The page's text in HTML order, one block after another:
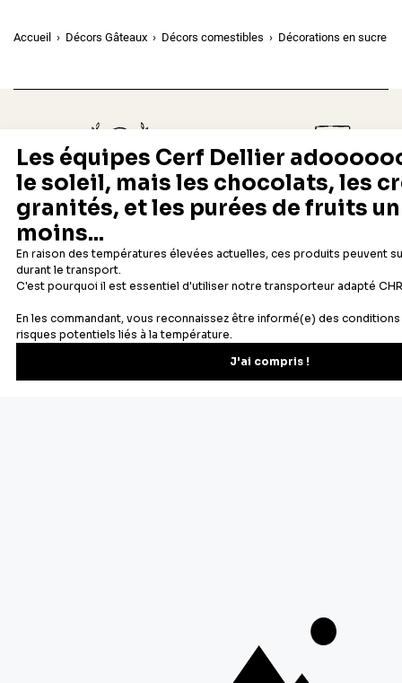
Accueil Décors Gâteaux Décors comestibles Décorations en sucre
Depuis 1932
Fabricant français reconnu
Livraison rapide 24/48h
Offerte dès 69 € en point
Newsletter
Recevez les recettes, astuces et offres spéciales.